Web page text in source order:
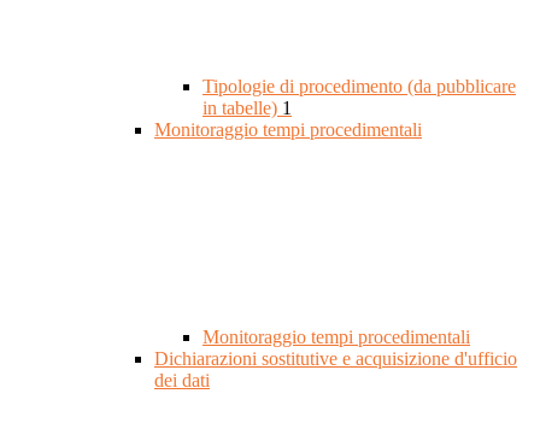
Tipologie di procedimento (da pubblicare
in tabelle) 1
Monitoraggio tempi procedimentali
Monitoraggio tempi procedimentali
Dichiarazioni sostitutive e acquisizione d'ufficio
dei dati